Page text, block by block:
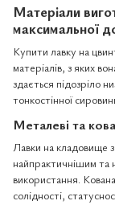
Матеріали
максимальної
Купити лавку на
матеріалів, з яких
здається підозріло
тонкостінної
Металеві та
Лавки на кладовище
найпрактичнішим та
використання.
солідності,